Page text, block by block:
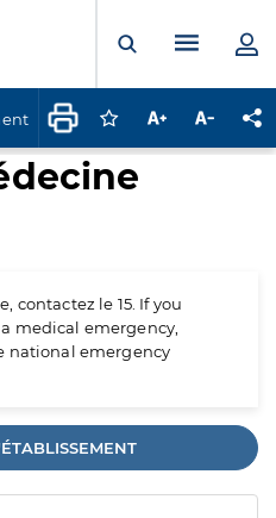
Ouvrir laMenu
Connectez-vous
Augmenter la
contactez le 15. If you
medical emergency,
national emergency